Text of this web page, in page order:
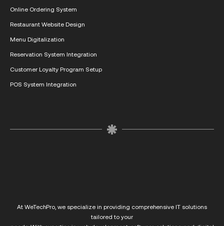
Online Ordering System
Restaurant Website Design
Menu Digitalization
Reservation System Integration
Customer Loyalty Program Setup
POS System Integration
At WeTechPro, we specialize in providing comprehensive IT solutions
tailored to your